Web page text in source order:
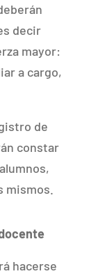
decir
mayor:
a cargo,
de
constar
mismos.
hacerse